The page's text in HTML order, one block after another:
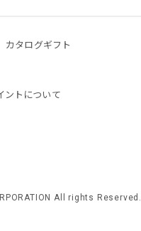
カタログギフト
ントについて
All rights Reserved.